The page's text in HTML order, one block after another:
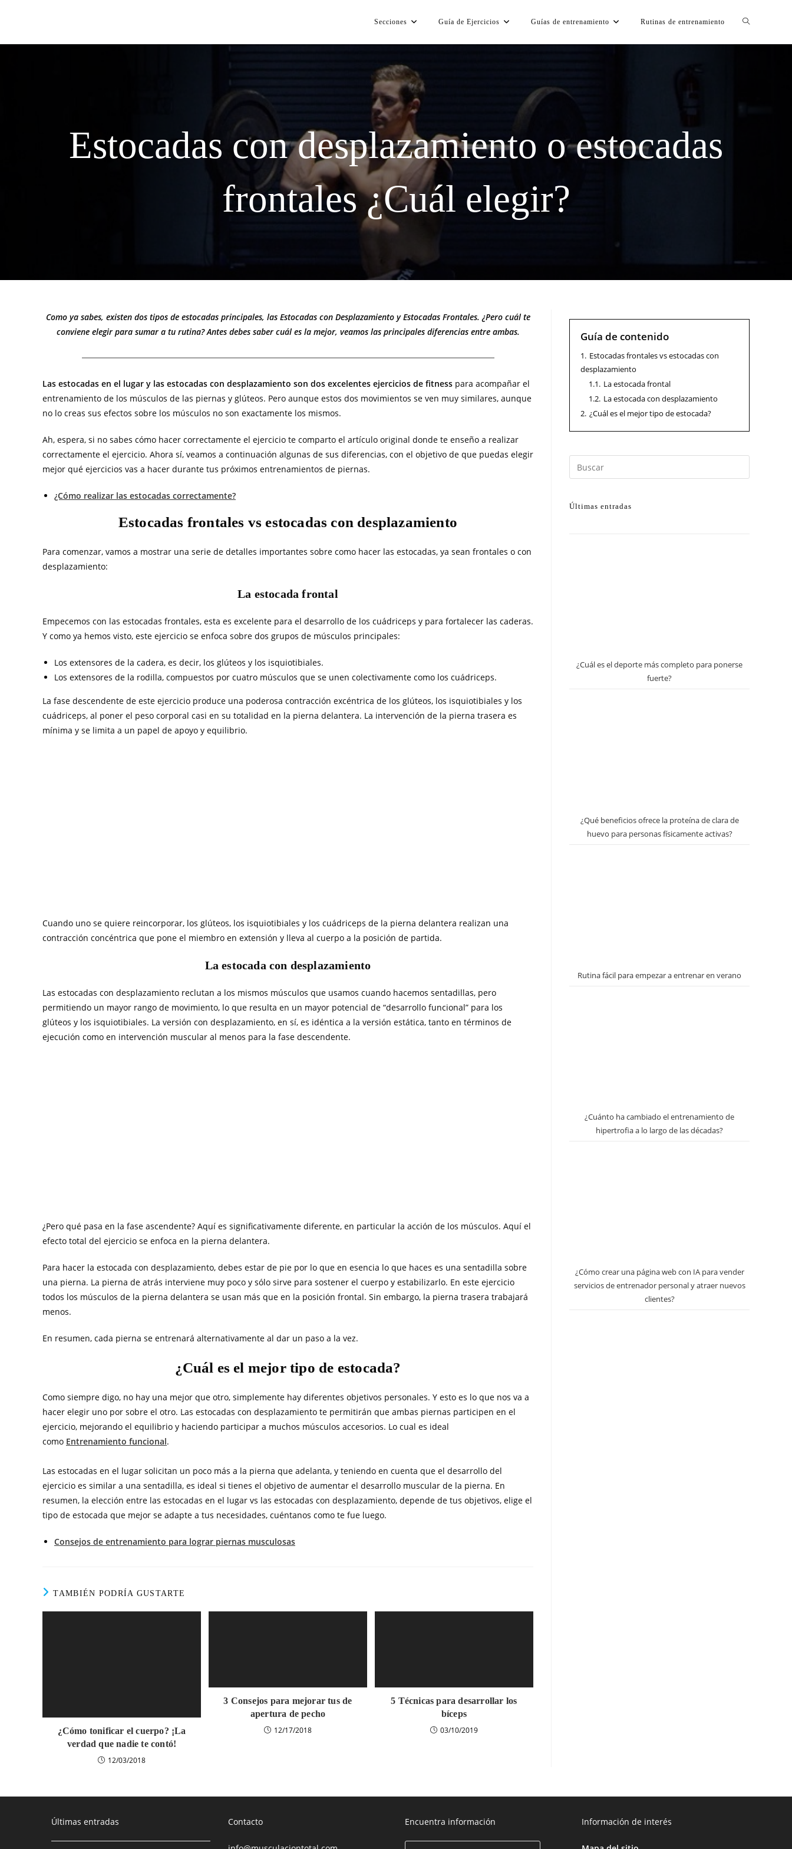
Secciones Guía de Ejercicios Guías de entrenamiento Rutinas de entrenamiento
Estocadas con desplazamiento o estocadas
frontales ¿Cuál elegir?
Como ya sabes, existen dos tipos de estocadas principales, las Estocadas con Desplazamiento y Estocadas Frontales. ¿Pero cuál te
conviene elegir para sumar a tu rutina? Antes debes saber cuál es la mejor, veamos las principales diferencias entre ambas.
Las estocadas en el lugar y las estocadas con desplazamiento son dos excelentes ejercicios de fitness para acompañar el
entrenamiento de los músculos de las piernas y glúteos. Pero aunque estos dos movimientos se ven muy similares, aunque
no lo creas sus efectos sobre los músculos no son exactamente los mismos.
Ah, espera, si no sabes cómo hacer correctamente el ejercicio te comparto el artículo original donde te enseño a realizar
correctamente el ejercicio. Ahora sí, veamos a continuación algunas de sus diferencias, con el objetivo de que puedas elegir
mejor qué ejercicios vas a hacer durante tus próximos entrenamientos de piernas.
¿Cómo realizar las estocadas correctamente?
Estocadas frontales vs estocadas con desplazamiento
Para comenzar, vamos a mostrar una serie de detalles importantes sobre como hacer las estocadas, ya sean frontales o con
desplazamiento:
La estocada frontal
Empecemos con las estocadas frontales, esta es excelente para el desarrollo de los cuádriceps y para fortalecer las caderas.
Y como ya hemos visto, este ejercicio se enfoca sobre dos grupos de músculos principales:
Los extensores de la cadera, es decir, los glúteos y los isquiotibiales.
Los extensores de la rodilla, compuestos por cuatro músculos que se unen colectivamente como los cuádriceps.
La fase descendente de este ejercicio produce una poderosa contracción excéntrica de los glúteos, los isquiotibiales y los
cuádriceps, al poner el peso corporal casi en su totalidad en la pierna delantera. La intervención de la pierna trasera es
mínima y se limita a un papel de apoyo y equilibrio.
Cuando uno se quiere reincorporar, los glúteos, los isquiotibiales y los cuádriceps de la pierna delantera realizan una
contracción concéntrica que pone el miembro en extensión y lleva al cuerpo a la posición de partida.
La estocada con desplazamiento
Las estocadas con desplazamiento reclutan a los mismos músculos que usamos cuando hacemos sentadillas, pero
permitiendo un mayor rango de movimiento, lo que resulta en un mayor potencial de “desarrollo funcional” para los
glúteos y los isquiotibiales. La versión con desplazamiento, en sí, es idéntica a la versión estática, tanto en términos de
ejecución como en intervención muscular al menos para la fase descendente.
¿Pero qué pasa en la fase ascendente? Aquí es significativamente diferente, en particular la acción de los músculos. Aquí el
efecto total del ejercicio se enfoca en la pierna delantera.
Para hacer la estocada con desplazamiento, debes estar de pie por lo que en esencia lo que haces es una sentadilla sobre
una pierna. La pierna de atrás interviene muy poco y sólo sirve para sostener el cuerpo y estabilizarlo. En este ejercicio
todos los músculos de la pierna delantera se usan más que en la posición frontal. Sin embargo, la pierna trasera trabajará
menos.
En resumen, cada pierna se entrenará alternativamente al dar un paso a la vez.
¿Cuál es el mejor tipo de estocada?
Como siempre digo, no hay una mejor que otro, simplemente hay diferentes objetivos personales. Y esto es lo que nos va a
hacer elegir uno por sobre el otro. Las estocadas con desplazamiento te permitirán que ambas piernas participen en el
ejercicio, mejorando el equilibrio y haciendo participar a muchos músculos accesorios. Lo cual es ideal
como Entrenamiento funcional.
Las estocadas en el lugar solicitan un poco más a la pierna que adelanta, y teniendo en cuenta que el desarrollo del
ejercicio es similar a una sentadilla, es ideal si tienes el objetivo de aumentar el desarrollo muscular de la pierna. En
resumen, la elección entre las estocadas en el lugar vs las estocadas con desplazamiento, depende de tus objetivos, elige el
tipo de estocada que mejor se adapte a tus necesidades, cuéntanos como te fue luego.
Consejos de entrenamiento para lograr piernas musculosas
TAMBIÉN PODRÍA GUSTARTE
¿Cómo tonificar el cuerpo? ¡La
verdad que nadie te contó!
12/03/2018
3 Consejos para mejorar tus de
apertura de pecho
12/17/2018
5 Técnicas para desarrollar los
bíceps
03/10/2019
Guía de contenido
1. Estocadas frontales vs estocadas con
desplazamiento
1.1. La estocada frontal
1.2. La estocada con desplazamiento
2. ¿Cuál es el mejor tipo de estocada?
Últimas entradas
¿Cuál es el deporte más completo para ponerse
fuerte?
¿Qué beneficios ofrece la proteína de clara de
huevo para personas físicamente activas?
Rutina fácil para empezar a entrenar en verano
¿Cuánto ha cambiado el entrenamiento de
hipertrofia a lo largo de las décadas?
¿Cómo crear una página web con IA para vender
servicios de entrenador personal y atraer nuevos
clientes?
Últimas entradas Contacto Encuentra información Información de interés